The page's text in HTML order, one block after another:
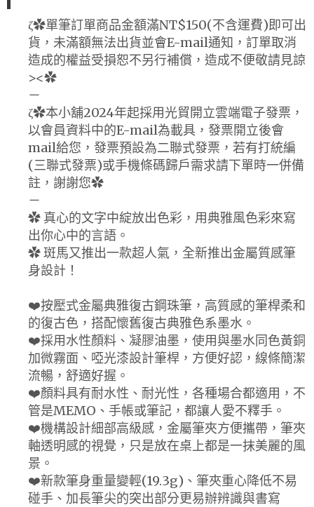
ζ✿單筆訂單商品金額滿NT$150(不含運費)即可出
貨，未滿額無法出貨並會E-mail通知，訂單取消
造成的權益受損恕不另行補償，造成不便敬請見諒
><✿
－
ζ✿本小舖2024年起採用光貿開立雲端電子發票，
以會員資料中的E-mail為載具，發票開立後會
mail給您，發票預設為二聯式發票，若有打統編
(三聯式發票)或手機條碼歸戶需求請下單時一併備
註，謝謝您✿
－
✿ 真心的文字中綻放出色彩，用典雅風色彩來寫
出你心中的言語。
✿ 斑馬又推出一款超人氣，全新推出金屬質感筆
身設計！
❤️按壓式金屬典雅復古鋼珠筆，高質感的筆桿柔和
的復古色，搭配懷舊復古典雅色系墨水。
❤️採用水性顏料、凝膠油墨，使用與墨水同色黃銅
加微霧面、啞光漆設計筆桿，方便好認，線條簡潔
流暢，舒適好握。
❤️顏料具有耐水性、耐光性，各種場合都適用，不
管是MEMO、手帳或筆記，都讓人愛不釋手。
❤️機構設計細部高級感，金屬筆夾方便攜帶，筆夾
軸透明感的視覺，只是放在桌上都是一抹美麗的風
景。
❤️新款筆身重量變輕(19.3g)、筆夾重心降低不易
碰手、加長筆尖的突出部分更易辦辨識與書寫